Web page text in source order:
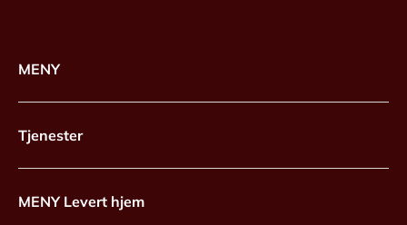
MENY
Tjenester
MENY Levert hjem